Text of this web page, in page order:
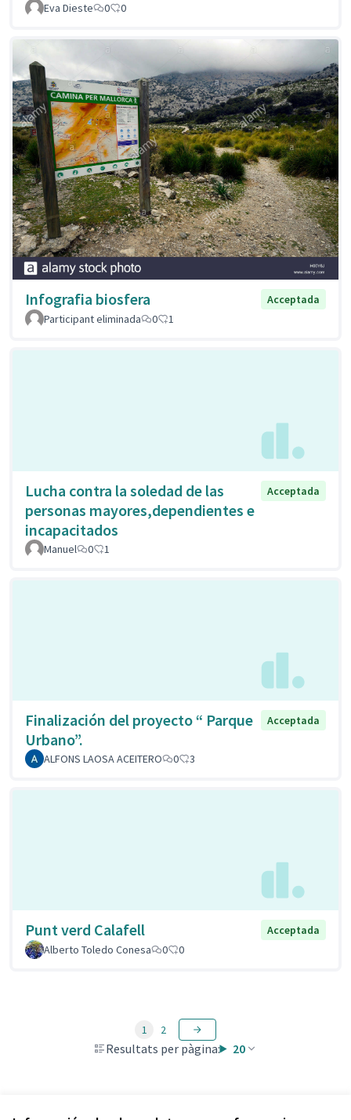
Eva Dieste 0 0
Infografia biosfera
Acceptada
Participant eliminada
0 1
Lucha contra la soledad de las
personas mayores,dependientes e
incapacitados
Acceptada
Manuel 0 1
Finalización del proyecto “ Parque
Urbano”.
Acceptada
ALFONS LAOSA ACEITERO 0 3
Punt verd Calafell
Acceptada
Alberto Toledo Conesa
0 0
Resultats per pàgina: 20
1 2
Veure totes les propostes retirades